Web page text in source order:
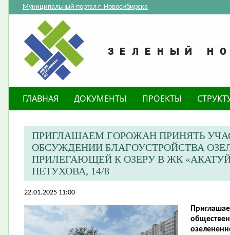
Муниципальный портал г. Новосибирска
ГЛАВНАЯ ДОКУМЕНТЫ ПРОЕКТЫ
ПРИГЛАШАЕМ ГОРОЖАН ПРИНЯТЬ
ОБСУЖДЕНИИ БЛАГОУСТРОЙСТВА
ПРИЛЕГАЮЩЕЙ К ОЗЕРУ В ЖК
ПЕТУХОВА, 14/8
22.01.2025 11:00